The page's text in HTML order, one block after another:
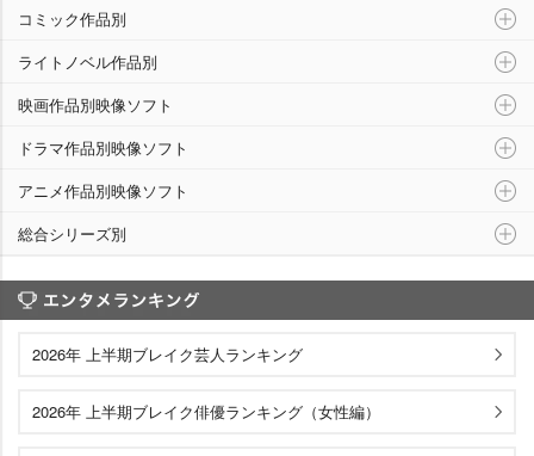
コミック作品別
ライトノベル作品別
映画作品別映像ソフト
ドラマ作品別映像ソフト
アニメ作品別映像ソフト
総合シリーズ別
2026年 上半期ブレイク芸人ランキング
2026年 上半期ブレイク俳優ランキング（女性編）